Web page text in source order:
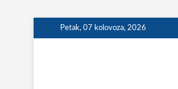
to
Petak, 07 kolovoza, 2026